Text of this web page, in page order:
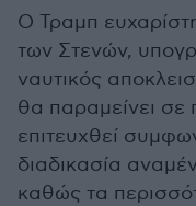
Ο Τραμπ
των Στενών,
ναυτικός
θα παραμείνει σε
επιτευχθεί
διαδικασία
καθώς τα